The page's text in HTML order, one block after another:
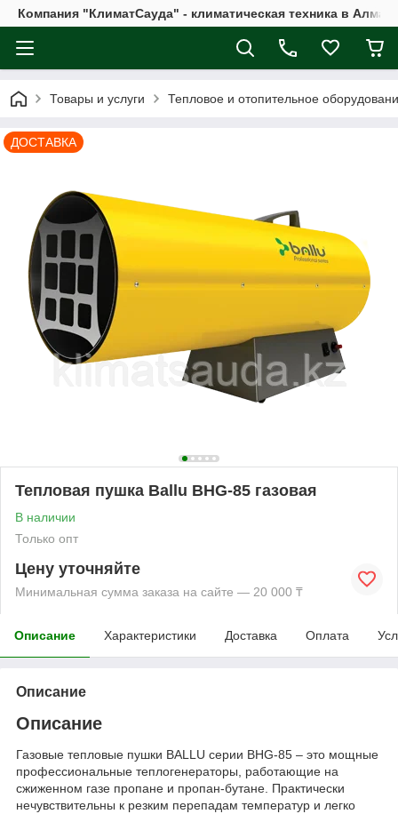
Компания "КлиматСауда" - климатическая техника в
Товары и услуги Тепловое и отопительное
ДОСТАВКА
Тепловая пушка Ballu BHG-85 газовая
В наличии
Только опт
Цену уточняйте
Минимальная сумма заказа на сайте — 20 000 ₸
Описание Характеристики Доставка Оплата
Описание
Описание
Газовые тепловые пушки BALLU серии BHG-85 – это мощные
профессиональные теплогенераторы, работающие на
сжиженном газе пропане и пропан-бутане. Практически
нечувствительны к резким перепадам температур и легко